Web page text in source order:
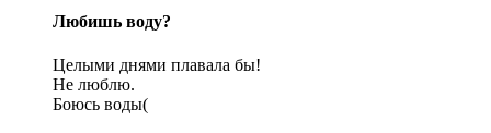
Любишь воду?
Целыми днями плавала бы!
Не люблю.
Боюсь воды(